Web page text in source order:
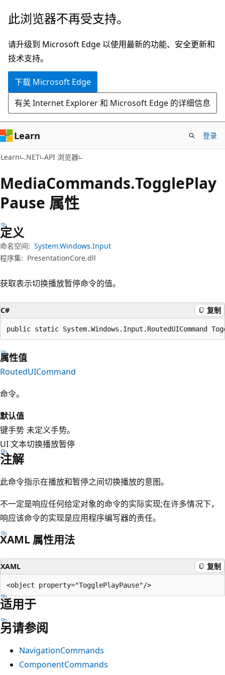
跳
主
要
内
跳
页
内
导
此浏览器不再受支持。
请升级到 Microsoft Edge 以使用最新的功能、安全更新和
技术支持。
下载 Microsoft Edge
有关 Internet Explorer 和 Microsoft Edge 的详细信息
Learn 登录
Learn .NET API 浏览器
MediaCommands.TogglePlay
Pause 属性
定义
命名空间: System.Windows.Input
程序集: PresentationCore.dll
获取表示切换播放暂停命令的值。
C# 复制
public static System.Windows.Input.RoutedUICommand
属性值
RoutedUICommand
命令。
默认值
键手势 未定义手势。
UI 文本切换播放暂停
注解
此命令指示在播放和暂停之间切换播放的意图。
不一定是响应任何给定对象的命令的实际实现;在许多情况下，
响应该命令的实现是应用程序编写器的责任。
XAML 属性用法
XAML 复制
适用于
另请参阅
NavigationCommands
ComponentCommands